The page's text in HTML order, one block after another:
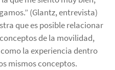
(Glantz, entrevista)
que es posible relacionar
de la movilidad,
la experiencia dentro
mismos conceptos.